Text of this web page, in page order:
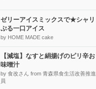
ゼリーアイスミックスで★シャリ
ぷる一口アイス
by HOME MADE cake
【減塩】なすと絹揚げのピリ辛お
味噌汁
by 食改さん from 青森県食生活改善推進
員